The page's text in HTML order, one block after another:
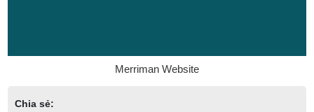
Merriman Website
Chia sẻ: